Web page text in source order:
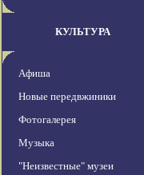
КУЛЬТУРА
Афиша
Новые передвжиники
Фотогалерея
Музыка
"Неизвестные" музеи